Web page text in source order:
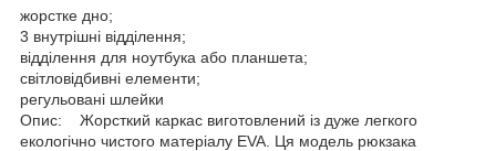
жорстке дно;
3 внутрішні відділення;
відділення для ноутбука або планшета;
світловідбивні елементи;
регульовані шлейки
Опис: Жорсткий каркас виготовлений із дуже легкого
екологічно чистого матеріалу EVA. Ця модель рюкзака